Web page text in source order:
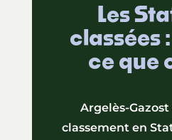
Les
classées
ce que
Argelès-
classement en